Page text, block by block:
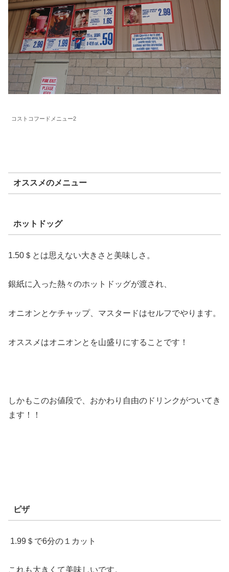
コストコフードメニュー2
オススメのメニュー
ホットドッグ
1.50＄とは思えない大きさと美味しさ。
銀紙に入った熱々のホットドッグが渡され、
オニオンとケチャップ、マスタードはセルフでやります。
オススメはオニオンとを山盛りにすることです！
しかもこのお値段で、おかわり自由のドリンクがついてき
ます！！
ピザ
1.99＄で6分の１カット
これも大きくて美味しいです。